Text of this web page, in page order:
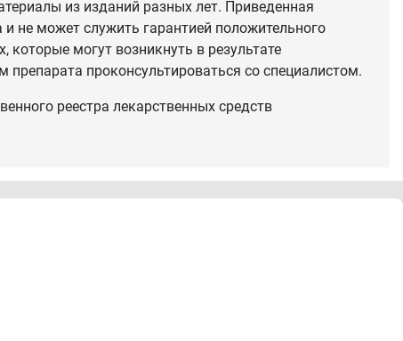
из изданий разных лет. Приведенная
не может служить гарантией положительного
могут возникнуть в результате
проконсультироваться со специалистом.
реестра лекарственных средств